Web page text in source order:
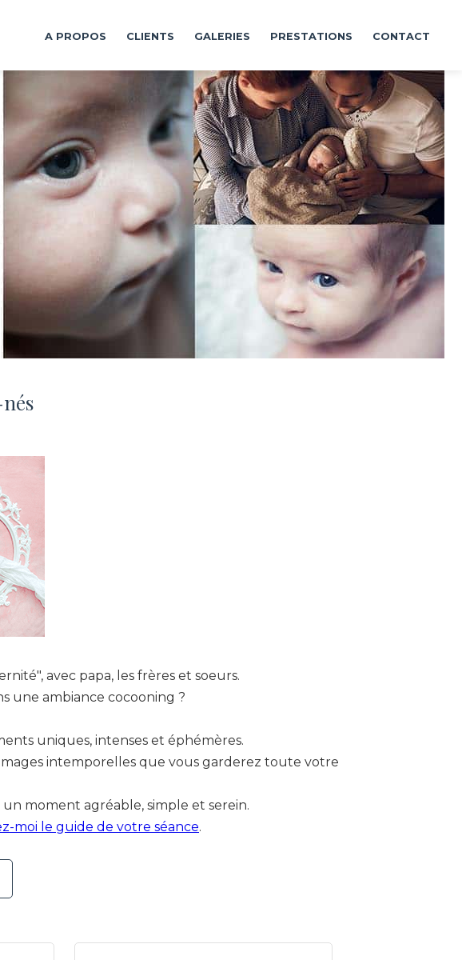
A PROPOS CLIENTS GALERIES PRESTATIONS CONTACT
avec papa, les frères et soeurs.
une ambiance cocooning ?
uniques, intenses et éphémères.
intemporelles que vous garderez toute votre
moment agréable, simple et serein.
moi le guide de votre séance.